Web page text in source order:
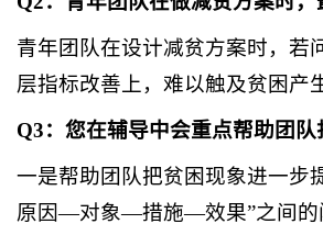
青年团队在设计减贫方案时，若
层指标改善上，难以触及贫困产
Q3：您在辅导中会重点帮助团队
一是帮助团队把贫困现象进一步
原因—对象—措施—效果”之间的